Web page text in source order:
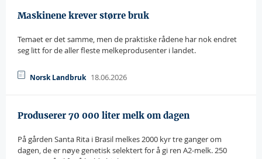
Maskinene krever større bruk
Temaet er det samme, men de praktiske rådene har nok endret
seg litt for de aller fleste melkeprodusenter i landet.
Norsk Landbruk 18.06.2026
Produserer 70 000 liter melk om dagen
På gården Santa Rita i Brasil melkes 2000 kyr tre ganger om
dagen, de er nøye genetisk selektert for å gi ren A2-melk. 250